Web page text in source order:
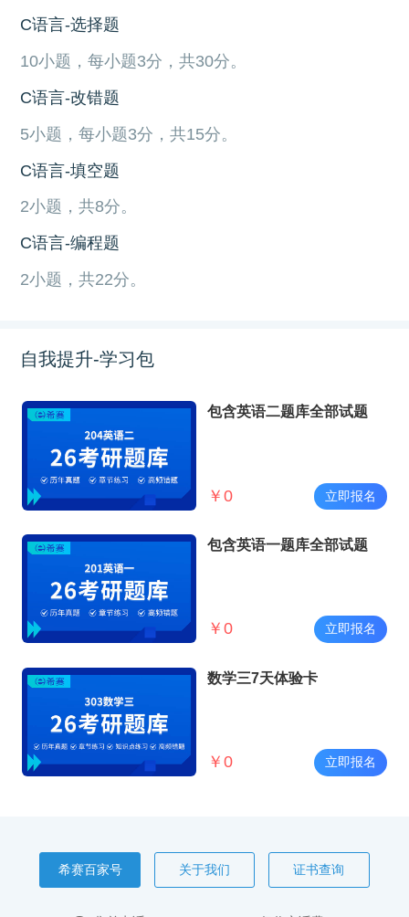
C语言-选择题
10小题，每小题3分，共30分。
C语言-改错题
5小题，每小题3分，共15分。
C语言-填空题
2小题，共8分。
C语言-编程题
2小题，共22分。
自我提升-学习包
包含英语二题库全部试题
￥ 0 立即报名
包含英语一题库全部试题
￥ 0 立即报名
数学三7天体验卡
￥ 0 立即报名
希赛百家号 关于我们 证书查询